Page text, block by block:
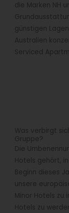
die Marken NH
günstigen
Australien
Serviced
Was verbirgt
Gruppe?
Die
Hotels gehört,
Beginn dieses
unsere
Minor Hotels zu
Hotels zu